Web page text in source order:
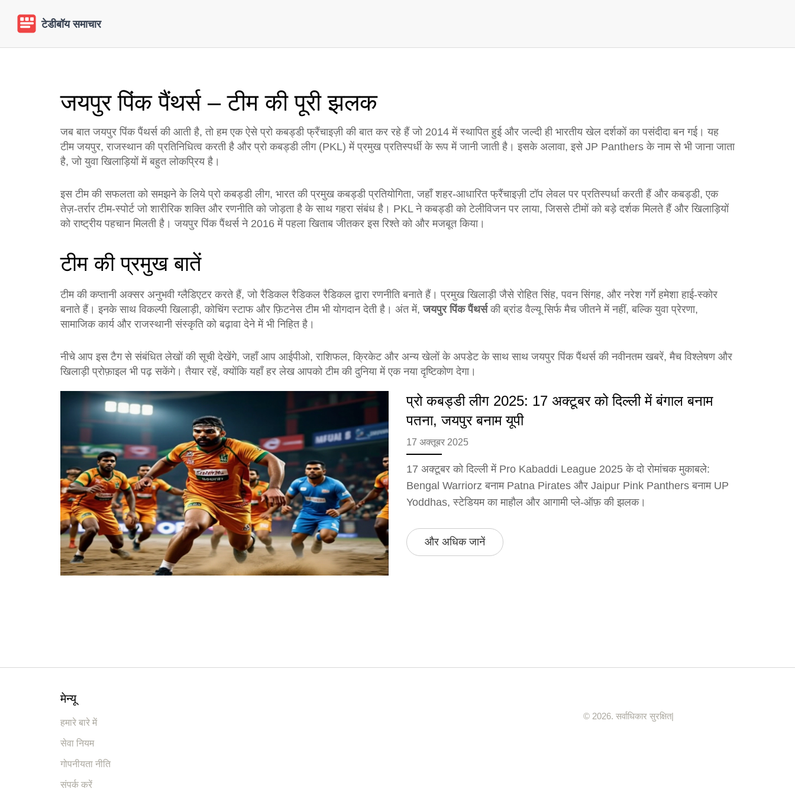
जयपुर पिंक पैंथर्स – टीम की पूरी झलक
जब बातजयपुर पिंक पैंथर्सकी आती है, तो हम एक ऐसे प्रो कबड्डी फ्रैंचाइज़ी की बात कर रहे हैं जो 2014 में स्थापित हुई और जल्दी ही भारतीय खेल दर्शकों का पसंदीदा बन गई।यह
टीम जयपुर, राजस्थान की प्रतिनिधित्व करती है और प्रो कबड्डी लीग (PKL) में प्रमुख प्रतिस्पर्धी के रूप में जानी जाती है । इसके अलावा, इसे JP Panthers के नाम से भी जाना जाता
है, जो युवा खिलाड़ियों में बहुत लोकप्रिय है।
इस टीम की सफलता को समझने के लियेप्रो कबड्डी लीग, भारत की प्रमुख कबड्डी प्रतियोगिता, जहाँ शहर-आधारित फ्रैंचाइज़ी टॉप लेवल पर प्रतिस्पर्धा करती हैं औरकबड्डी,एक
तेज़-तर्रार टीम‑स्पोर्ट जो शारीरिक शक्ति और रणनीति को जोड़ता है के साथ गहरा संबंध है। PKL ने कबड्डी को टेलीविजन पर लाया, जिससे टीमों को बड़े दर्शक मिलते हैं और खिलाड़ियों
को राष्ट्रीय पहचान मिलती है। जयपुर पिंक पैंथर्स ने 2016 में पहला खिताब जीतकर इस रिश्ते को और मजबूत किया।
टीम की प्रमुख बातें
टीम की कप्तानी अक्सर अनुभवी ग्लैडिएटर करते हैं, जो रैडिकल रैडिकल रैडिकल द्वारा रणनीति बनाते हैं। प्रमुख खिलाड़ी जैसे रोहित सिंह, पवन सिंगह, और नरेश गर्गे हमेशा हाई‑स्कोर
बनाते हैं। इनके साथ विकल्पी खिलाड़ी, कोचिंग स्टाफ और फ़िटनेस टीम भी योगदान देती है। अंत में,जयपुर पिंक पैंथर्सकी ब्रांड वैल्यू सिर्फ मैच जीतने में नहीं, बल्कि युवा प्रेरणा,
सामाजिक कार्य और राजस्थानी संस्कृति को बढ़ावा देने में भी निहित है।
नीचे आप इस टैग से संबंधित लेखों की सूची देखेंगे, जहाँ आप आईपीओ, राशिफल, क्रिकेट और अन्य खेलों के अपडेट के साथ साथ जयपुर पिंक पैंथर्स की नवीनतम खबरें, मैच विश्लेषण और
खिलाड़ी प्रोफ़ाइल भी पढ़ सकेंगे। तैयार रहें, क्योंकि यहाँ हर लेख आपको टीम की दुनिया में एक नया दृष्टिकोण देगा।
प्रो कबड्डी लीग 2025: 17 अक्टूबर को दिल्ली में बंगाल बनाम
पतना, जयपुर बनाम यूपी
17 अक्तूबर 2025
17 अक्टूबर को दिल्ली में Pro Kabaddi League 2025 के दो रोमांचक मुकाबले:
Bengal Warriorz बनाम Patna Pirates और Jaipur Pink Panthers बनाम UP
Yoddhas, स्टेडियम का माहौल और आगामी प्ले‑ऑफ़ की झलक।
और अधिक जानें
मेन्यू
हमारे बारे में
सेवा नियम
गोपनीयता नीति
संपर्क करें
© 2026. सर्वाधिकार सुरक्षित|